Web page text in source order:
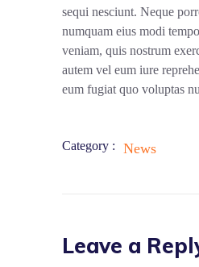
sequi nesciunt. Neque
numquam eius modi
veniam, quis nostrum
autem vel eum iure
eum fugiat quo voluptas
Category : News
Leave a